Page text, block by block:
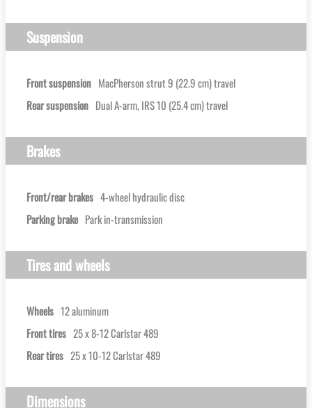
Suspension
Front suspension MacPherson strut 9 (22.9 cm) travel
Rear suspension Dual A-arm, IRS 10 (25.4 cm) travel
Brakes
Front/rear brakes 4-wheel hydraulic disc
Parking brake Park in-transmission
Tires and wheels
Wheels 12 aluminum
Front tires 25 x 8-12 Carlstar 489
Rear tires 25 x 10-12 Carlstar 489
Dimensions